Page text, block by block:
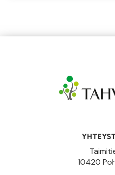
10420